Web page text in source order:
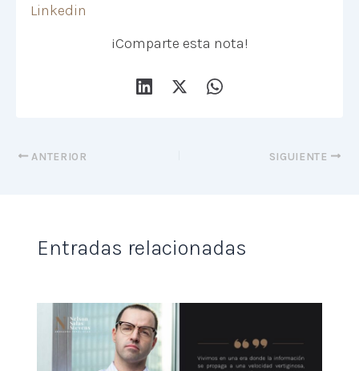
Linkedin
¡Comparte esta nota!
ANTERIOR SIGUIENTE
Entradas relacionadas